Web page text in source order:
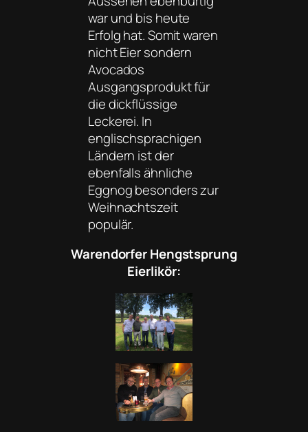
war und bis heute
Erfolg hat. Somit waren
nicht Eier sondern
Avocados
Ausgangsprodukt für
die dickflüssige
Leckerei. In
englischsprachigen
Ländern ist der
ebenfalls ähnliche
Eggnog besonders zur
Weihnachtszeit
populär.
Warendorfer Hengstsprung
Eierlikör: